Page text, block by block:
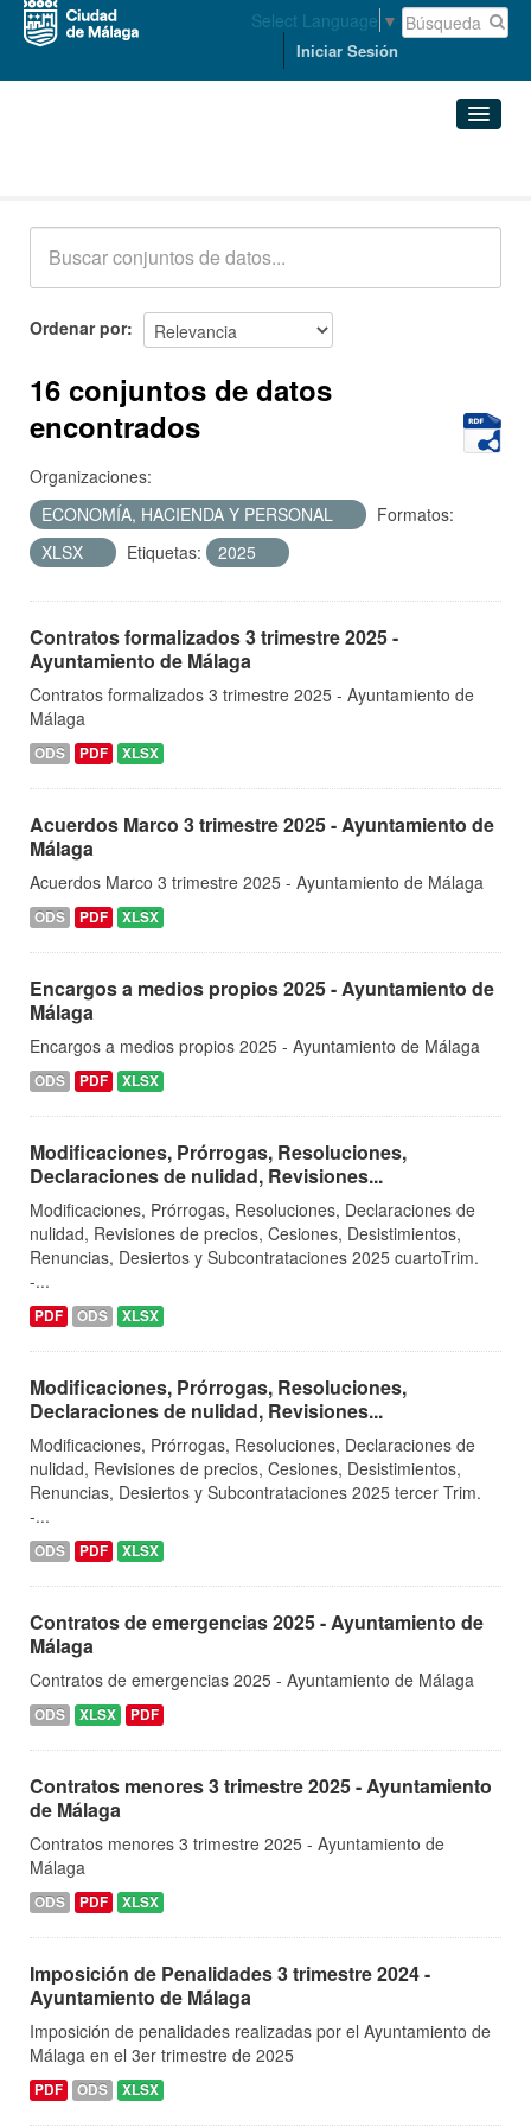
Select Language ▼
Iniciar Sesión
Acerca de
Ordenar por
16 conjuntos de datos
encontrados
Organizaciones:
ECONOMÍA, HACIENDA Y PERSONAL
Formatos:
XLSX
Etiquetas: 2025
Contratos formalizados 3 trimestre 2025 -
Ayuntamiento de Málaga
Contratos formalizados 3 trimestre 2025 - Ayuntamiento de
Málaga
ODS PDF XLSX
Acuerdos Marco 3 trimestre 2025 - Ayuntamiento de
Málaga
Acuerdos Marco 3 trimestre 2025 - Ayuntamiento de Málaga
ODS PDF XLSX
Encargos a medios propios 2025 - Ayuntamiento de
Málaga
Encargos a medios propios 2025 - Ayuntamiento de Málaga
ODS PDF XLSX
Modificaciones, Prórrogas, Resoluciones,
Declaraciones de nulidad, Revisiones...
Modificaciones, Prórrogas, Resoluciones, Declaraciones de
nulidad, Revisiones de precios, Cesiones, Desistimientos,
Renuncias, Desiertos y Subcontrataciones 2025 cuartoTrim.
-...
PDF ODS XLSX
Modificaciones, Prórrogas, Resoluciones,
Declaraciones de nulidad, Revisiones...
Modificaciones, Prórrogas, Resoluciones, Declaraciones de
nulidad, Revisiones de precios, Cesiones, Desistimientos,
Renuncias, Desiertos y Subcontrataciones 2025 tercer Trim.
-...
ODS PDF XLSX
Contratos de emergencias 2025 - Ayuntamiento de
Málaga
Contratos de emergencias 2025 - Ayuntamiento de Málaga
ODS XLSX PDF
Contratos menores 3 trimestre 2025 - Ayuntamiento
de Málaga
Contratos menores 3 trimestre 2025 - Ayuntamiento de
Málaga
ODS PDF XLSX
Imposición de Penalidades 3 trimestre 2024 -
Ayuntamiento de Málaga
Imposición de penalidades realizadas por el Ayuntamiento de
Málaga en el 3er trimestre de 2025
PDF ODS XLSX